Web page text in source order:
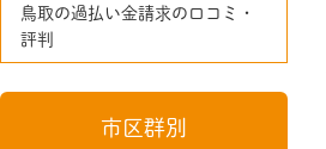
鳥取の過払い金請求の口コミ・
評判
市区群別